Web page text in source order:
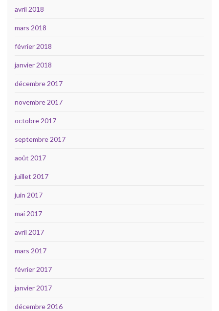
avril 2018
mars 2018
février 2018
janvier 2018
décembre 2017
novembre 2017
octobre 2017
septembre 2017
août 2017
juillet 2017
juin 2017
mai 2017
avril 2017
mars 2017
février 2017
janvier 2017
décembre 2016